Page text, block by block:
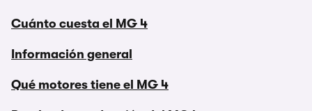
Cuánto cuesta el MG 4
Información general
Qué motores tiene el MG 4